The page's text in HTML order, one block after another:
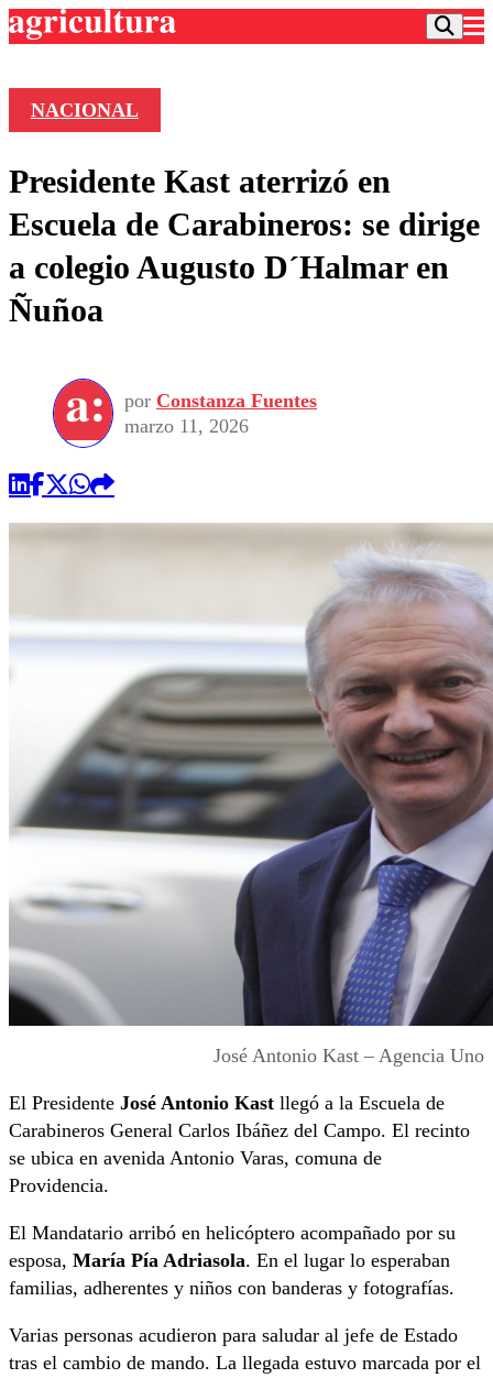
Frecuencias
Agricultura TV
Deportes
Colo Colo
Torneo Internacional
Torneo Nacional
Entretención
Internacional
Nacional
Programas
Comercial
NACIONAL
Presidente Kast aterrizó en
Escuela de Carabineros: se dirige
a colegio Augusto D´Halmar en
Ñuñoa
por Constanza Fuentes
marzo 11, 2026
José Antonio Kast – Agencia Uno
El Presidente José Antonio Kast llegó a la Escuela de
Carabineros General Carlos Ibáñez del Campo. El recinto
se ubica en avenida Antonio Varas, comuna de
Providencia.
El Mandatario arribó en helicóptero acompañado por su
esposa, María Pía Adriasola. En el lugar lo esperaban
familias, adherentes y niños con banderas y fotografías.
Varias personas acudieron para saludar al jefe de Estado
tras el cambio de mando. La llegada estuvo marcada por el